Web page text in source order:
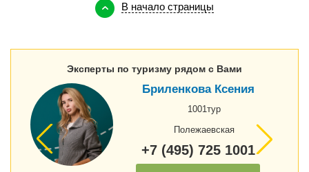
В начало страницы
Эксперты по туризму рядом с Вами
Бриленкова Ксения
1001тур
Полежаевская
+7 (495) 725 1001